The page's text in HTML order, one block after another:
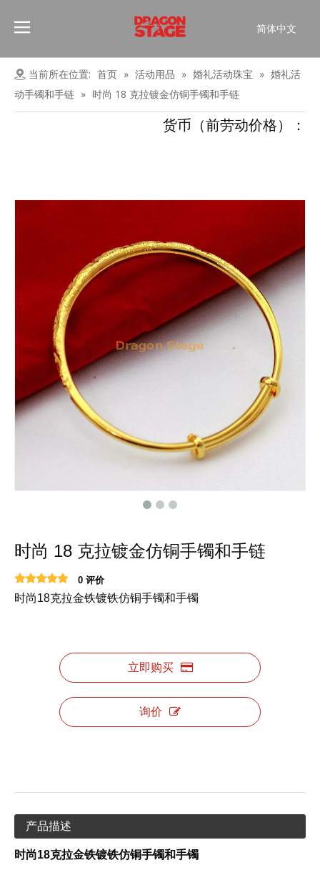
简体中文
Pусский
Français
العربية
当前所在位置: 首页 » 活动用品 » 婚礼活动珠宝 » 婚礼活
动手镯和手链 » 时尚 18 克拉镀金仿铜手镯和手链
货币（前劳动价格）：
时尚 18 克拉镀金仿铜手镯和手链
0 评价
时尚18克拉金铁镀铁仿铜手镯和手镯
立即购买
询价
产品描述
时尚18克拉金铁镀铁仿铜手镯和手镯